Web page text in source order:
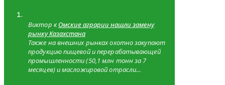
Виктор кОмские аграрии нашли замену
рынку Казахстана
Также на внешних рынках охотно закупают
продукцию пищевой и перерабатывающей
промышленности (50,1 млн тонн за 7
месяцев) и масложировой отрасли…